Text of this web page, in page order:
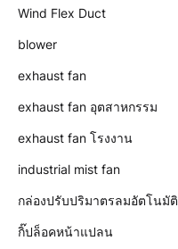
Wind Flex Duct
blower
exhaust fan
exhaust fan อุตสาหกรรม
exhaust fan โรงงาน
industrial mist fan
กล่องปรับปริมาตรลมอัตโนมัติ
กิ๊ปล็อคหน้าแปลน